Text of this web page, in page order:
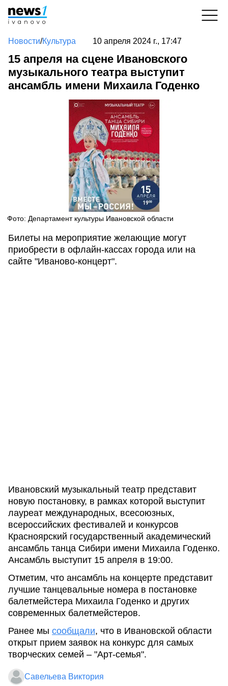
Новости/Культура 10 апреля 2024 г., 17:47
15 апреля на сцене Ивановского
музыкального театра выступит
ансамбль имени Михаила Годенко
Фото: Департамент культуры Ивановской области
Билеты на мероприятие желающие могут
приобрести в офлайн-кассах города или на
сайте "Иваново-концерт".
Ивановский музыкальный театр представит
новую постановку, в рамках которой выступит
лауреат международных, всесоюзных,
всероссийских фестивалей и конкурсов
Красноярский государственный академический
ансамбль танца Сибири имени Михаила Годенко.
Ансамбль выступит 15 апреля в 19:00.
Отметим, что ансамбль на концерте представит
лучшие танцевальные номера в постановке
балетмейстера Михаила Годенко и других
современных балетмейстеров.
Ранее мы сообщали, что в Ивановской области
открыт прием заявок на конкурс для самых
творческих семей – "Арт-семья".
Савельева Виктория